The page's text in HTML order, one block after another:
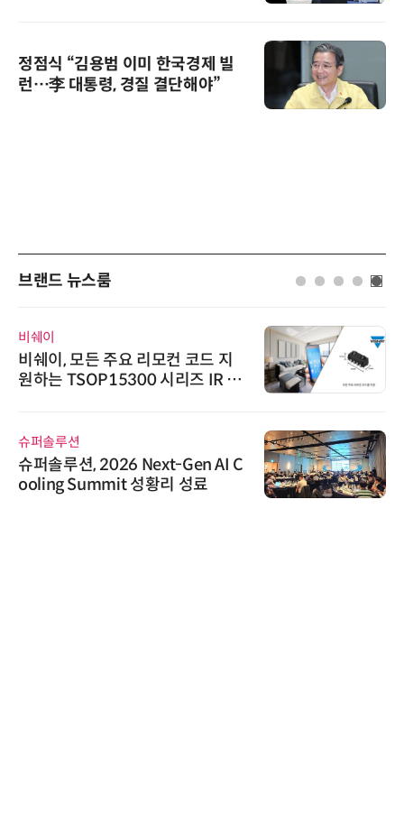
정점식 “김용범 이미 한국경제 빌
런…李 대통령, 경질 결단해야”
브랜드 뉴스룸
비쉐이
비쉐이, 모든 주요 리모컨 코드 지
원하는 TSOP15300 시리즈 IR 수
슈퍼솔루션
슈퍼솔루션, 2026 Next-Gen AI C
ooling Summit 성황리 성료